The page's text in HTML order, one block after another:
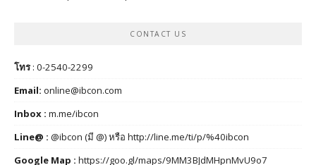
CONTACT US
โทร: 0-2540-2299
Email: online@ibcon.com
Inbox : m.me/ibcon
Line@ : @ibcon (มี @) หรือ http://line.me/ti/p/%40ibcon
Google Map : https://goo.gl/maps/9MM3BJdMHpnMvU9o7